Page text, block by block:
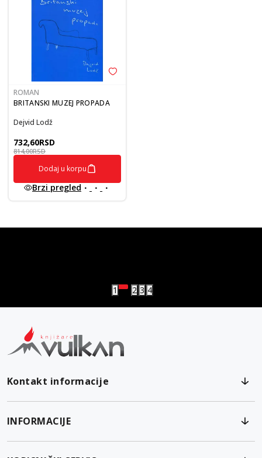
ROMAN
BRITANSKI MUZEJ PROPADA
Dejvid Lodž
732,60RSD
814,00RSD
Dodaj u korpu
Brzi pregled
1 2 3 4
Kontakt informacije
INFORMACIJE